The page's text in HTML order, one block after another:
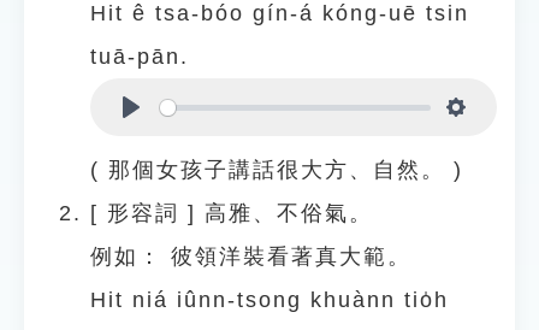
Hit ê tsa-bóo gín-á kóng-uē tsin
tuā-pān.
( 那個女孩子講話很大方、自然。 )
[ 形容詞 ] 高雅、不俗氣。
例如：
彼領洋裝看著真大範。
Hit niá iûnn-tsong khuànn tio̍h